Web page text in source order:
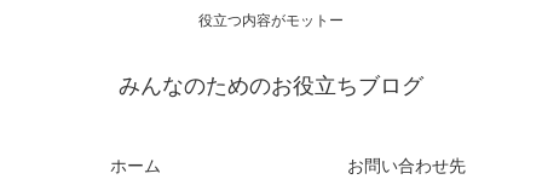
役立つ内容がモットー
みんなのためのお役立ちブログ
ホーム お問い合わせ先